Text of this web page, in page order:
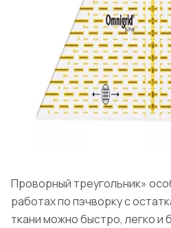
Проворный треугольник»
работах по пэчворку с
ткани можно быстро, легко и